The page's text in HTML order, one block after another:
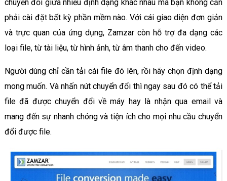
chuyển đổi giữa nhiều định dạng khác nhau mà bạn không cần
phải cài đặt bất kỳ phần mềm nào. Với cái giao diện đơn giản
và trực quan của ứng dụng, Zamzar còn hỗ trợ đa dạng các
loại file, từ tài liệu, từ hình ảnh, từ âm thanh cho đến video.
Người dùng chỉ cần tải cái file đó lên, rồi hãy chọn định dạng
mong muốn. Và nhấn nút chuyển đổi thì ngay sau đó có thể tải
file đã được chuyển đổi về máy hay là nhận qua email và
mang đến sự nhanh chóng và tiện ích cho mọi nhu cầu chuyển
đổi được file.